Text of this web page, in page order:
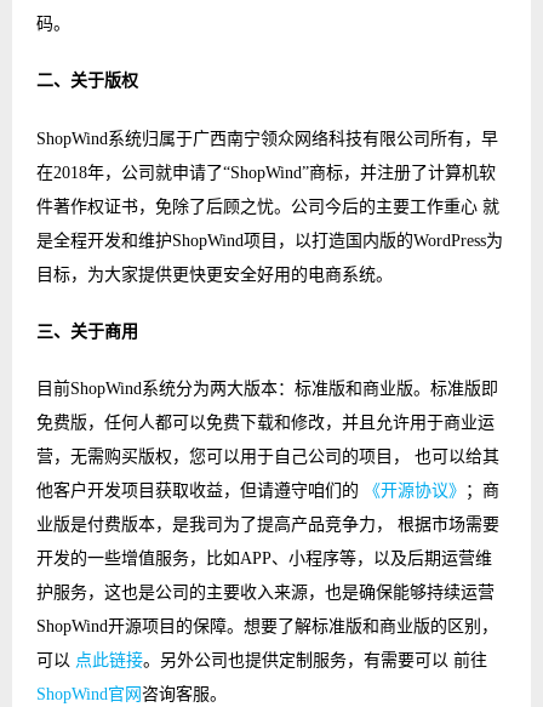
码。
二、关于版权
ShopWind系统归属于广西南宁领众网络科技有限公司所有，早
在2018年，公司就申请了“ShopWind”商标，并注册了计算机软
件著作权证书，免除了后顾之忧。公司今后的主要工作重心 就
是全程开发和维护ShopWind项目，以打造国内版的WordPress为
目标，为大家提供更快更安全好用的电商系统。
三、关于商用
目前ShopWind系统分为两大版本：标准版和商业版。标准版即
免费版，任何人都可以免费下载和修改，并且允许用于商业运
营，无需购买版权，您可以用于自己公司的项目， 也可以给其
他客户开发项目获取收益，但请遵守咱们的
《开源协议》 ；商
业版是付费版本，是我司为了提高产品竞争力， 根据市场需要
开发的一些增值服务，比如APP、小程序等，以及后期运营维
护服务，这也是公司的主要收入来源，也是确保能够持续运营
ShopWind开源项目的保障。想要了解标准版和商业版的区别，
可以 点此链接。另外公司也提供定制服务，有需要可以 前往
ShopWind官网 咨询客服。